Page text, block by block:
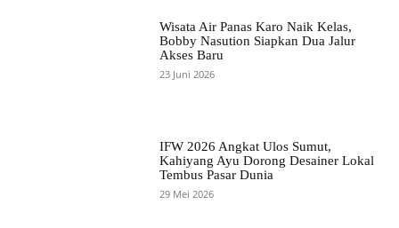
Wisata Air Panas Karo Naik Kelas,
Bobby Nasution Siapkan Dua Jalur
Akses Baru
23 Juni 2026
IFW 2026 Angkat Ulos Sumut,
Kahiyang Ayu Dorong Desainer Lokal
Tembus Pasar Dunia
29 Mei 2026